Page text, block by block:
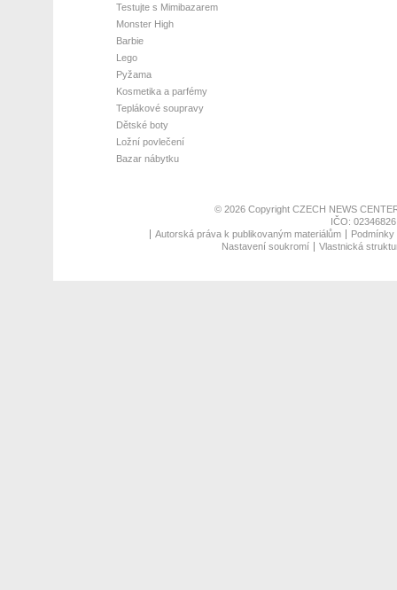
Testujte s Mimibazarem
Monster High
Barbie
Lego
Pyžama
Kosmetika a parfémy
Teplákové soupravy
Dětské boty
Ložní povlečení
Bazar nábytku
© 2026 Copyright CZECH NEWS
IČO:
Autorská práva k publikovaným materiálům
Nastavení soukromí
Vlastnická